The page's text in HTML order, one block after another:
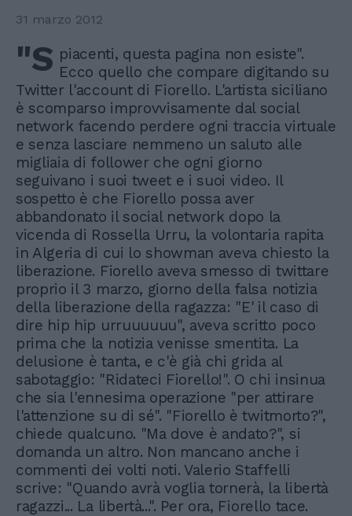
31 marzo 2012
"S piacenti, questa pagina non esiste".
Ecco quello che compare digitando su
Twitter l'account di Fiorello. L'artista siciliano
è scomparso improvvisamente dal social
network facendo perdere ogni traccia virtuale
e senza lasciare nemmeno un saluto alle
migliaia di follower che ogni giorno
seguivano i suoi tweet e i suoi video. Il
sospetto è che Fiorello possa aver
abbandonato il social network dopo la
vicenda di Rossella Urru, la volontaria rapita
in Algeria di cui lo showman aveva chiesto la
liberazione. Fiorello aveva smesso di twittare
proprio il 3 marzo, giorno della falsa notizia
della liberazione della ragazza: "E' il caso di
dire hip hip urruuuuuu", aveva scritto poco
prima che la notizia venisse smentita. La
delusione è tanta, e c'è già chi grida al
sabotaggio: "Ridateci Fiorello!". O chi insinua
che sia l'ennesima operazione "per attirare
l'attenzione su di sé". "Fiorello è twitmorto?",
chiede qualcuno. "Ma dove è andato?", si
domanda un altro. Non mancano anche i
commenti dei volti noti. Valerio Staffelli
scrive: "Quando avrà voglia tornerà, la libertà
ragazzi... La libertà...". Per ora, Fiorello tace.